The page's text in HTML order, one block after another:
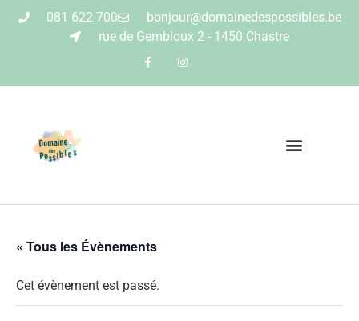
081 622 700
bonjour@domainedespossibles.be
rue de Gembloux 2 - 1450 Chastre
« Tous les Évènements
Cet évènement est passé.